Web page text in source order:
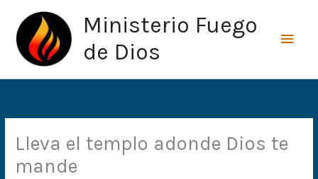
contenido
Ministerio Fuego
de Dios
Lleva el templo adonde Dios te
mande